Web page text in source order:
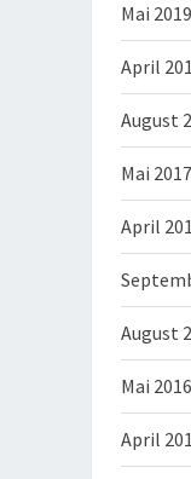
Mai 2019
April
August
Mai 2017
April
August
Mai 2016
April